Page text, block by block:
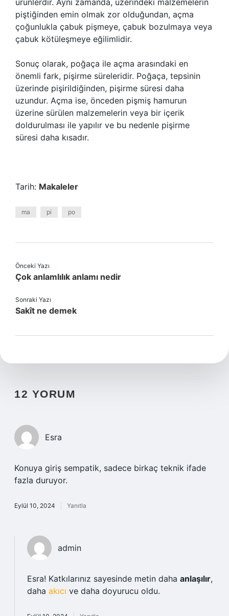
ürünlerdir. Aynı zamanda, üzerindeki malzemelerin
piştiğinden emin olmak zor olduğundan, açma
çoğunlukla çabuk pişmeye, çabuk bozulmaya veya
çabuk kötüleşmeye eğilimlidir.
Sonuç olarak, poğaça ile açma arasındaki en
önemli fark, pişirme süreleridir. Poğaça, tepsinin
üzerinde pişirildiğinden, pişirme süresi daha
uzundur. Açma ise, önceden pişmiş hamurun
üzerine sürülen malzemelerin veya bir içerik
doldurulması ile yapılır ve bu nedenle pişirme
süresi daha kısadır.
Tarih: Makaleler
ma pi po
Önceki Yazı
Çok anlamlılık anlamı nedir
Sonraki Yazı
Sakît ne demek
12 YORUM
Esra
Konuya giriş sempatik, sadece birkaç teknik ifade
fazla duruyor.
Eylül 10, 2024 Yanıtla
admin
Esra! Katkılarınız sayesinde metin daha anlaşılır,
daha akıcı ve daha doyurucu oldu.